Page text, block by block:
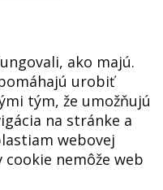
ako majú.
urobiť
tým, že umožňujú
na stránke a
webovej
nemôže web